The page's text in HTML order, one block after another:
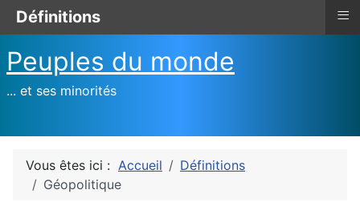
Peuples du monde
... et ses minorités
Vous êtes ici : Accueil
Définitions
Géopolitique
Définitions ≡